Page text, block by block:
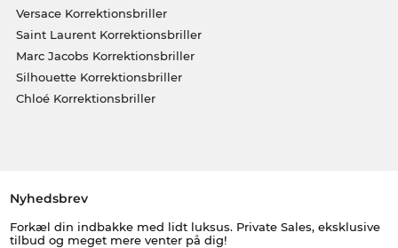
Versace Korrektionsbriller
Saint Laurent Korrektionsbriller
Marc Jacobs Korrektionsbriller
Silhouette Korrektionsbriller
Chloé Korrektionsbriller
Nyhedsbrev
Forkæl din indbakke med lidt luksus. Private Sales, eksklusive
tilbud og meget mere venter på dig!